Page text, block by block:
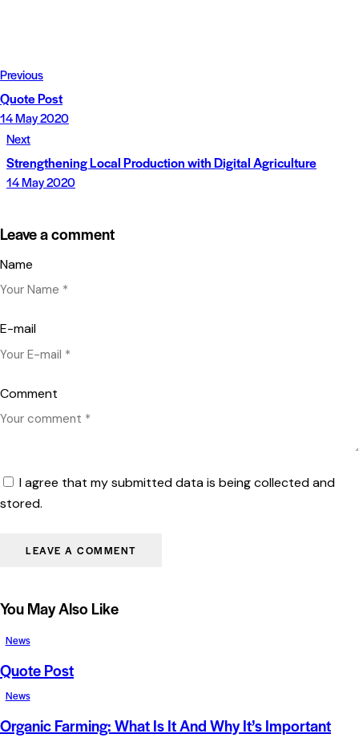
Post
navigation
Previous
Quote Post
14 May 2020
Next
Strengthening Local Production with Digital Agriculture
14 May 2020
Leave a comment
Name
E-mail
Comment
I agree that my submitted data is being collected and
stored.
You May Also Like
News
Quote Post
News
Organic Farming: What Is It And Why It’s Important